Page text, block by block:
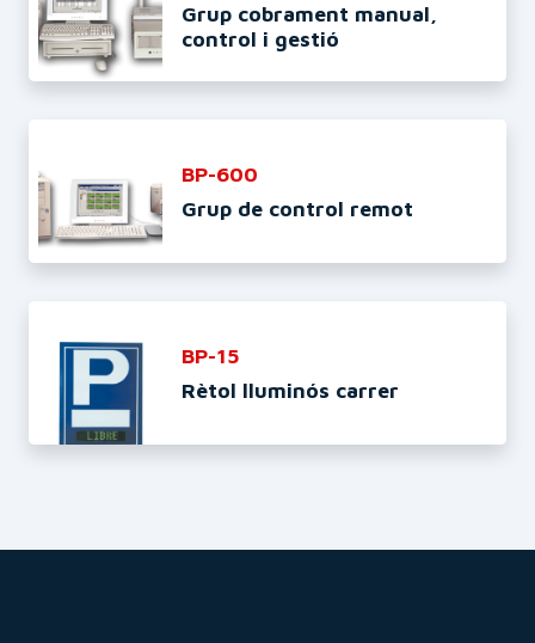
Grup cobrament manual,
control i gestió
BP-600
Grup de control remot
BP-15
Rètol lluminós carrer